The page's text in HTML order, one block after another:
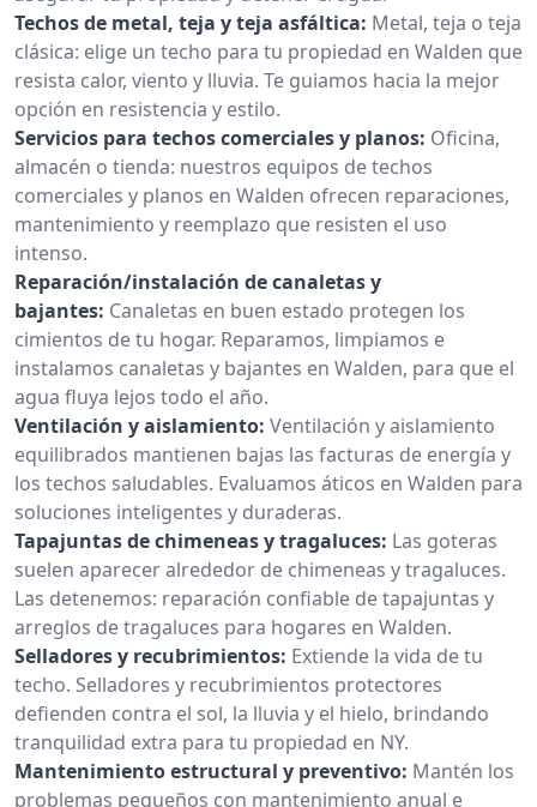
Techos de metal, teja y teja asfáltica: Metal, teja o teja
clásica: elige un techo para tu propiedad en Walden que
resista calor, viento y lluvia. Te guiamos hacia la mejor
opción en resistencia y estilo.
Servicios para techos comerciales y planos: Oficina,
almacén o tienda: nuestros equipos de techos
comerciales y planos en Walden ofrecen reparaciones,
mantenimiento y reemplazo que resisten el uso
intenso.
Reparación/instalación de canaletas y
bajantes: Canaletas en buen estado protegen los
cimientos de tu hogar. Reparamos, limpiamos e
instalamos canaletas y bajantes en Walden, para que el
agua fluya lejos todo el año.
Ventilación y aislamiento: Ventilación y aislamiento
equilibrados mantienen bajas las facturas de energía y
los techos saludables. Evaluamos áticos en Walden para
soluciones inteligentes y duraderas.
Tapajuntas de chimeneas y tragaluces: Las goteras
suelen aparecer alrededor de chimeneas y tragaluces.
Las detenemos: reparación confiable de tapajuntas y
arreglos de tragaluces para hogares en Walden.
Selladores y recubrimientos: Extiende la vida de tu
techo. Selladores y recubrimientos protectores
defienden contra el sol, la lluvia y el hielo, brindando
tranquilidad extra para tu propiedad en NY.
Mantenimiento estructural y preventivo: Mantén los
problemas pequeños con mantenimiento anual e